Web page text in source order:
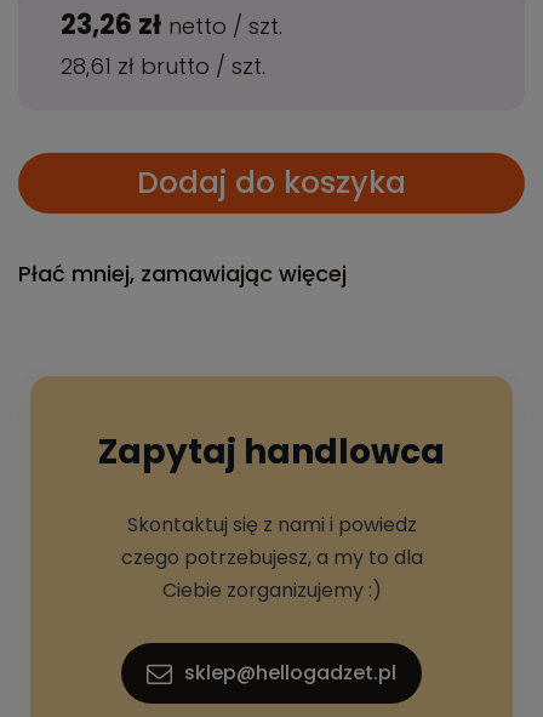
23,26 zł netto / szt.
28,61 zł brutto / szt.
Dodaj do koszyka
Płać mniej, zamawiając więcej
Zapytaj handlowca
Skontaktuj się z nami i powiedz
czego potrzebujesz, a my to dla
Ciebie zorganizujemy :)
sklep@hellogadzet.pl